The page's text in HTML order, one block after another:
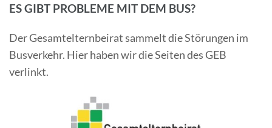
ES GIBT PROBLEME MIT DEM BUS?
Der Gesamtelternbeirat sammelt die Störungen im
Busverkehr. Hier haben wir die Seiten des GEB
verlinkt.